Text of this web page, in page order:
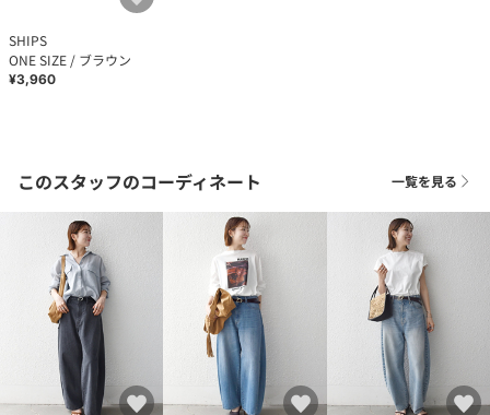
SHIPS
ONE SIZE / ブラウン
¥3,960
このスタッフのコーディネート 一覧を見る